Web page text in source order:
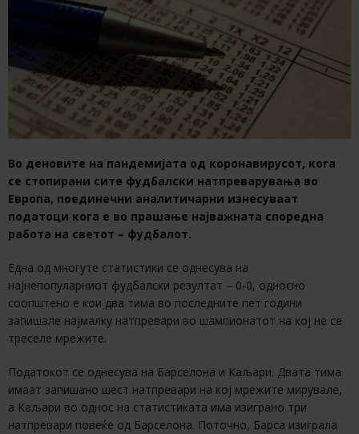
Во деновите на пандемијата од коронавирусот, кога
се стопирани сите фудбалски натпреварувања во
Европа, поединечни аналитичарни изнесуваат
податоци кога е во прашање најважната споредна
работа на светот – фудбалот.
Една од многуте статистики се однесува на
најнепопуларниот фудбалски резултат – 0-0, односно
соопштено е кои два тима во последните пет години
запишале најмалку натпревари во шампионатот на кој не се
треселе мрежите.
Податокот се однесува на Барселона и Каљари. Двата тима
имаат запишано шест натпревари на кој мрежите мирувале,
а Каљари во однос на статистиката има изиграно три
натпревари повеќе од Барселона. Поточно, Барса изиграла